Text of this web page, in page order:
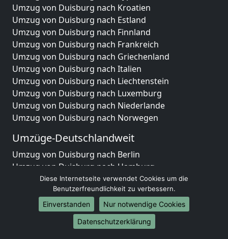
Umzug von Duisburg nach Kroatien
Umzug von Duisburg nach Estland
Umzug von Duisburg nach Finnland
Umzug von Duisburg nach Frankreich
Umzug von Duisburg nach Griechenland
Umzug von Duisburg nach Italien
Umzug von Duisburg nach Liechtenstein
Umzug von Duisburg nach Luxemburg
Umzug von Duisburg nach Niederlande
Umzug von Duisburg nach Norwegen
Umzüge-Deutschlandweit
Umzug von Duisburg nach Berlin
Umzug von Duisburg nach Hamburg
Umzug von Duisburg nach München
Umzug von Duisburg nach Köln
Umzug von Duisburg nach Frankfurt am Main
Umzug von Duisburg nach Stuttgart
Umzug von Duisburg nach Düsseldorf
Diese Internetseite verwendet Cookies um die
Benutzerfreundlichkeit zu verbessern.
Einverstanden
Nur notwendige Cookies
Datenschutzerklärung